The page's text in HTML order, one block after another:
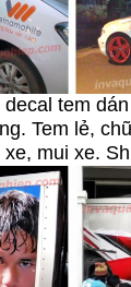
tem
Tem lẻ,
mui xe.